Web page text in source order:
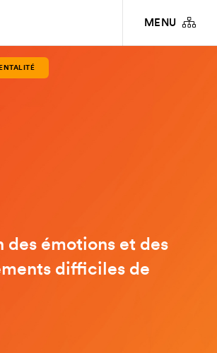
MENU
DE L’ENFANT
des émotions et des
difficiles de